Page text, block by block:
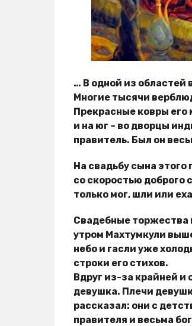
… В одной из областей
Многие тысячи
Прекрасные ковры его
и на юг – во дворцы
правитель. Был он
На свадьбу сына
со скоростью доброго
только мог, шли или
Свадебные торжества
утром Махтумкули
небо и гасли уже
строки его стихов.
Вдруг из-за крайней и
девушка. Плечи
рассказал: они с
правителя и весьма